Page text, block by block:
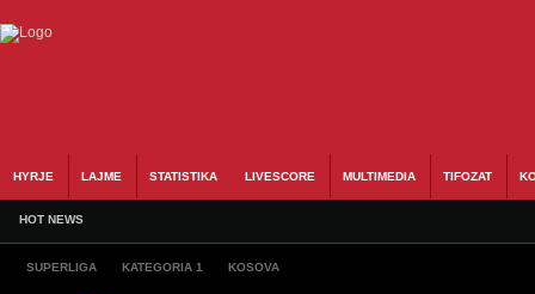
HYRJE LAJME STATISTIKA LIVESCORE MULTIMEDIA TIFOZAT
HOT NEWS
SUPERLIGA KATEGORIA 1 KOSOVA